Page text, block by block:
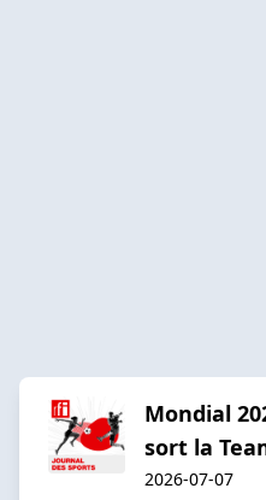
Mondial
sort la
2026-07-07